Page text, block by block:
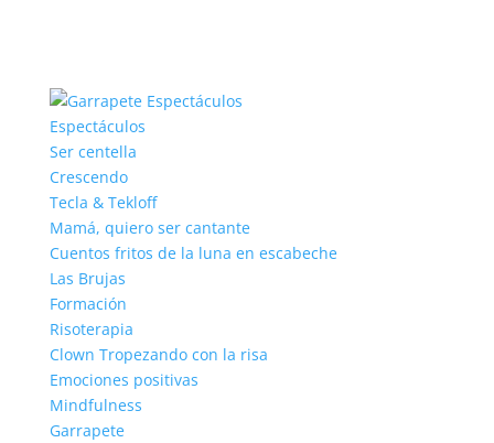
Espectáculos
Ser centella
Crescendo
Tecla & Tekloff
Mamá, quiero ser cantante
Cuentos fritos de la luna en escabeche
Las Brujas
Formación
Risoterapia
Clown Tropezando con la risa
Emociones positivas
Mindfulness
Garrapete